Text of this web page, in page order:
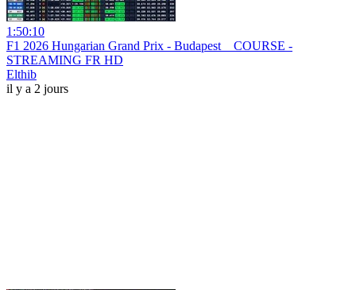
1:50:10
F1 2026 Hungarian Grand Prix - Budapest _ COURSE -
STREAMING FR HD
Elthib
il y a 2 jours